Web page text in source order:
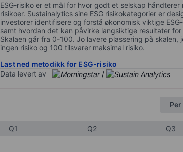
ESG-risiko er et mål for hvor godt et selskap håndterer
risikoer. Sustainalytics sine ESG risikokategorier er
investorer identifisere og forstå økonomisk viktige
samt hvordan det kan påvirke langsiktige resultater for
Skalaen går fra 0-100. Jo lavere plassering på skalen,
ingen risiko og 100 tilsvarer maksimal risiko.
Last ned metodikk for ESG-risiko
Data levert av
/
Q1 Q2 Q3